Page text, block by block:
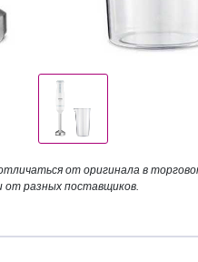
от оригинала в
от разных поставщиков.